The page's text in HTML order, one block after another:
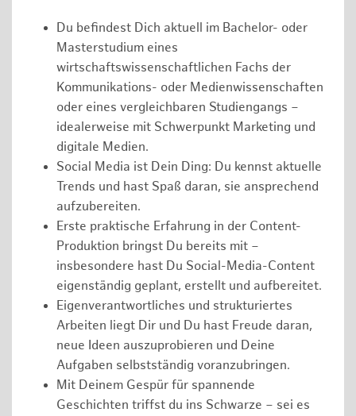
Du befindest Dich aktuell im Bachelor- oder
Masterstudium eines
wirtschaftswissenschaftlichen Fachs der
Kommunikations- oder Medienwissenschaften
oder eines vergleichbaren Studiengangs –
idealerweise mit Schwerpunkt Marketing und
digitale Medien.
Social Media ist Dein Ding: Du kennst aktuelle
Trends und hast Spaß daran, sie ansprechend
aufzubereiten.
Erste praktische Erfahrung in der Content-
Produktion bringst Du bereits mit –
insbesondere hast Du Social-Media-Content
eigenständig geplant, erstellt und aufbereitet.
Eigenverantwortliches und strukturiertes
Arbeiten liegt Dir und Du hast Freude daran,
neue Ideen auszuprobieren und Deine
Aufgaben selbstständig voranzubringen.
Mit Deinem Gespür für spannende
Geschichten triffst du ins Schwarze – sei es